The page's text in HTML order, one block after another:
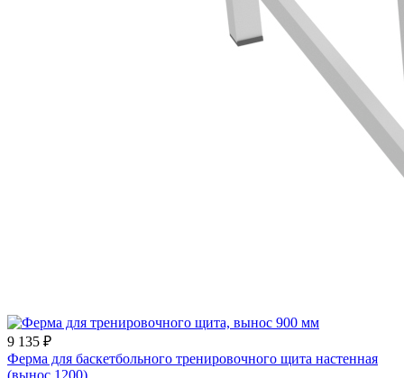
9 135 ₽
Ферма для баскетбольного тренировочного щита настенная
(вынос 1200)